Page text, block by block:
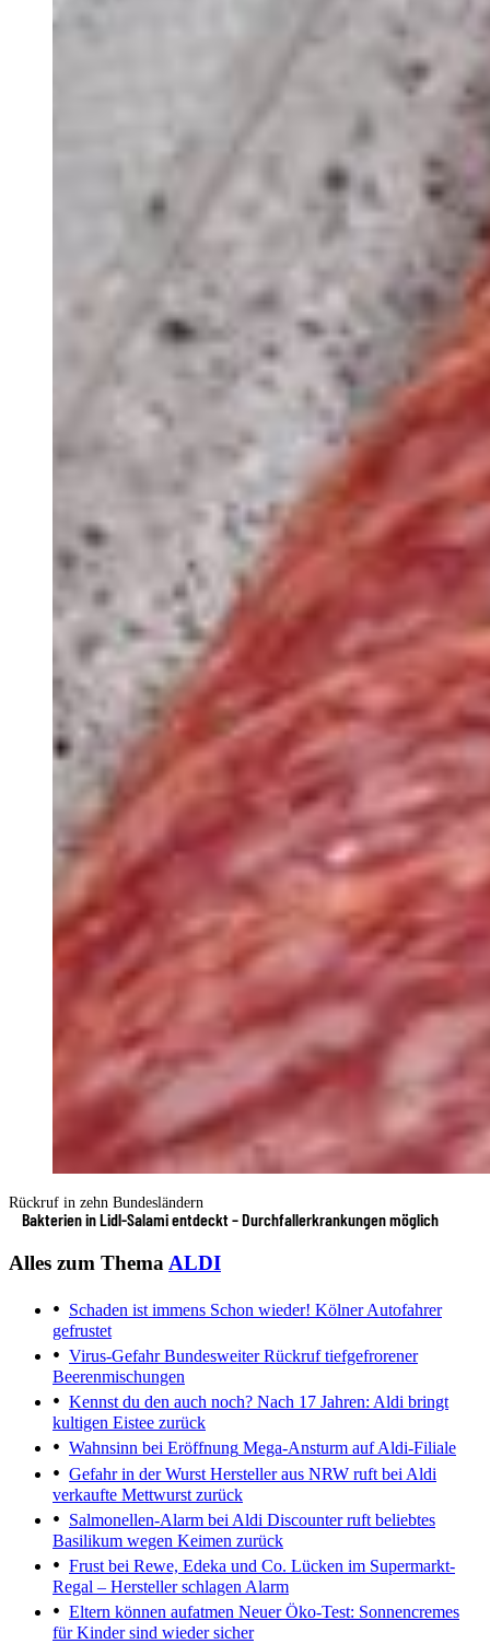
Rückruf in zehn Bundesländern
Bakterien in Lidl-Salami entdeckt – Durchfallerkrankungen möglich
Alles zum Thema ALDI
Schaden ist immens Schon wieder! Kölner Autofahrer
gefrustet
Virus-GefahrBundesweiter Rückruf tiefgefrorener
Beerenmischungen
Kennst du den auch noch? Nach 17 Jahren: Aldi bringt
kultigen Eistee zurück
Wahnsinn bei Eröffnung Mega-Ansturm auf Aldi-Filiale
Gefahr in der Wurst Hersteller aus NRW ruft bei Aldi
verkaufte Mettwurst zurück
Salmonellen-Alarm bei Aldi Discounter ruft beliebtes
Basilikum wegen Keimen zurück
Frust bei Rewe, Edeka und Co. Lücken im Supermarkt-
Regal – Hersteller schlagen Alarm
Eltern können aufatmen Neuer Öko-Test: Sonnencremes
für Kinder sind wieder sicher